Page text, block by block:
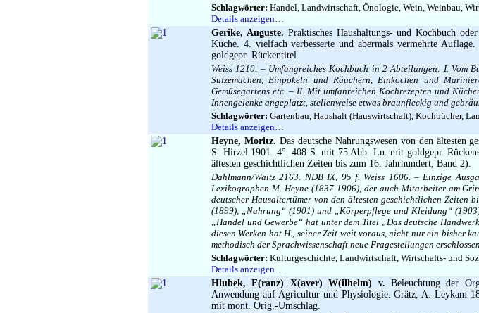
Schlagwörter: Handel, Landwirtschaft, Önologie, Wein, Weinbau,
Details anzeigen…
Gerike, Auguste. Praktisches Haushaltungs- und Kochbuch
Küche. 4. vielfach verbesserte und abermals vermehrte
goldgepr. Rückentitel.
Weiss 1210. – Umfangreiches Kochbuch in 2 Abteilungen: I. Vom
Sülzemachen, Einpökeln und Räuchern, Einkochen und
Gemüsegartens etc. – II. Mit umfanreichen Kochrezepten und
Innengelenke angeplatzt, stellenweise etwas braunfleckig und
Schlagwörter: Gartenbau, Haushalt (Hauswirtschaft), Kochbücher,
Details anzeigen…
Heyne, Moritz. Das deutsche Nahrungswesen von den ältesten
S. Hirzel 1901. 4°. 408 S. mit 75 Abb. Ln. mit goldgepr.
ältesten geschichtlichen Zeiten bis zum 16. Jahrhundert, Band 2).
Dahlmann/Waitz 2163. NDB IX, 95 f. Weiss 1606. – Einzige
Lexikographen M. Heyne (1837-1906), der auch Mitarbeiter am
deutscher Hausaltertümer von den ältesten geschichtlichen Zeiten
(1899), „Nahrung“ (1901) und „Körperpflege und Kleidung“
„Handel und Gewerbe“ hat unter dem Titel „Das deutsche
diesen Werken hat H., seiner Zeit weit voraus, nicht nur ein bisher
methodisch der Sprachwissenschaft neue Fragestellungen
Schlagwörter: Kulturgeschichte, Landwirtschaft, Wirtschafts- und
Details anzeigen…
Hlubek, F(ranz) X(aver) W(ilhelm) v. Beleuchtung der
Anwendung auf Agricultur und Physiologie. Grätz, A. Leykam
mit mont. Orig.-Umschlag.